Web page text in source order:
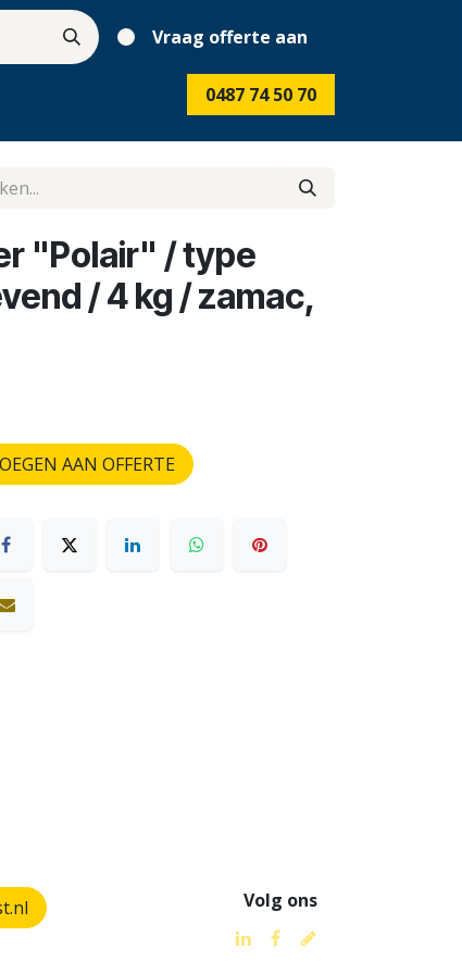
Vraag offerte aan
0487 74 50 70
"Polair" / type
/ 4 kg / zamac,
AAN OFFERTE
Volg ons